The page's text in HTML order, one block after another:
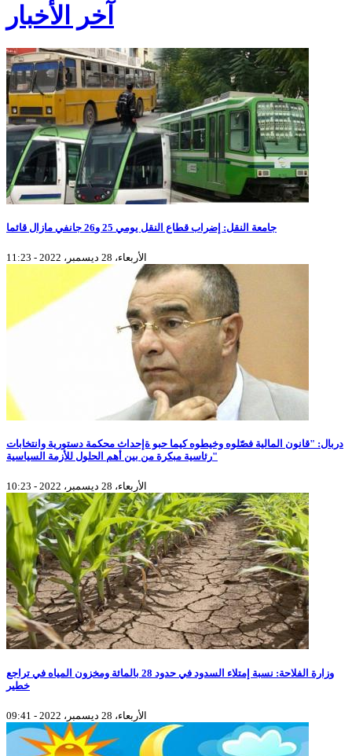
آخر الأخبار
جامعة النقل: إضراب قطاع النقل يومي 25 و26 جانفي مازال قائما
الأربعاء، 28 ديسمبر، 2022 - 11:23
دربال: "قانون المالية فصّلوه وخيطوه كيما حبو ةإحداث محكمة دستورية وانتخابات
رئاسية مبكرة من بين أهم الحلول للأزمة السياسية"
الأربعاء، 28 ديسمبر، 2022 - 10:23
وزارة الفلاحة: نسبة إمتلاء السدود في حدود 28 بالمائة ومخزون المياه في تراجع
خطير
الأربعاء، 28 ديسمبر، 2022 - 09:41